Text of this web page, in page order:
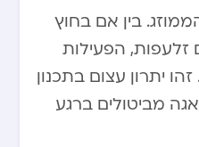
בין אם בחוץ
זלעפות, הפעילות
יתרון עצום בתכנון
מביטולים ברגע